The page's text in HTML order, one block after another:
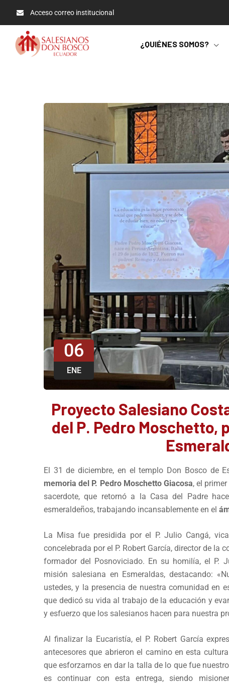
Acceso correo institucional
¿QUIÉNES SOMOS?
06
ENE
Proyecto Salesiano
del P. Pedro Moschetto,
El 31 de diciembre, en el templo Don Bosco de
memoria del P. Pedro Moschetto Giacosa, el
sacerdote, que retornó a la Casa del Padre
esmeraldeños, trabajando incansablemente en el
La Misa fue presidida por el P. Julio Cangá,
concelebrada por el P. Robert García, director de la
formador del Posnoviciado. En su homilía, el P.
misión salesiana en Esmeraldas, destacando:
ustedes, y la presencia de nuestra comunidad en
que dedicó su vida al trabajo de la educación y
y esfuerzo que los salesianos hacen para nuestra
Al finalizar la Eucaristía, el P. Robert García
antecesores que abrieron el camino en esta
que esforzarnos en dar la talla de lo que fue
es continuar con esta entrega, siendo